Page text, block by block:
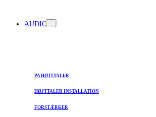
AUDIO
PA HØJTTALER
HØJTTALER INSTALLATION
FORSTÆRKER